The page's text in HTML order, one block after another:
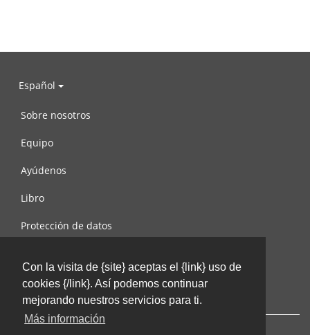
Con la visita de {site} aceptas el {link} uso de
cookies {/link}. Así podemos continuar
mejorando nuestros servicios para ti.
Más información
Español
Sobre nosotros
Equipo
Ayúdenos
Libro
Protección de datos
Contáctenos